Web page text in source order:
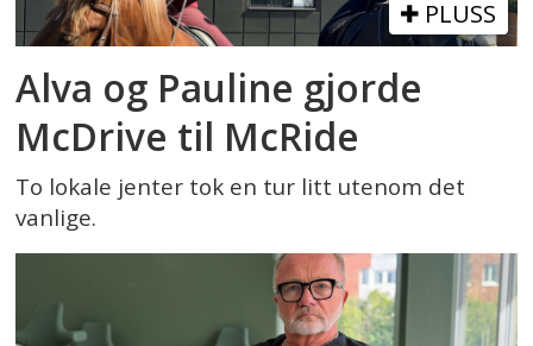
PLUSS
Alva og Pauline gjorde
McDrive til McRide
To lokale jenter tok en tur litt utenom det
vanlige.